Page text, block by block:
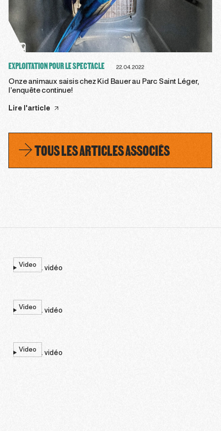
EXPLOITATION POUR LE SPECTACLE 22.04.2022
Onze animaux saisis chez Kid Bauer au Parc Saint Léger,
l’enquête continue!
Lire l'article
TOUS LES ARTICLES ASSOCIÉS
Lire la vidéo
Video
Lire la vidéo
Video
Lire la vidéo
Video